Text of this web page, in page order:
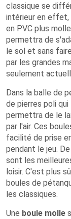
classique se
intérieur en effet,
en PVC plus
permettra de
le sol et sans
par les grandes
seulement
Dans la balle de
de pierres poli
permettra de le
par l'air. Ces
facilité de prise
pendant le jeu.
sont les
loisir. C'est plus
boules de
les classiques.
Une boule molle